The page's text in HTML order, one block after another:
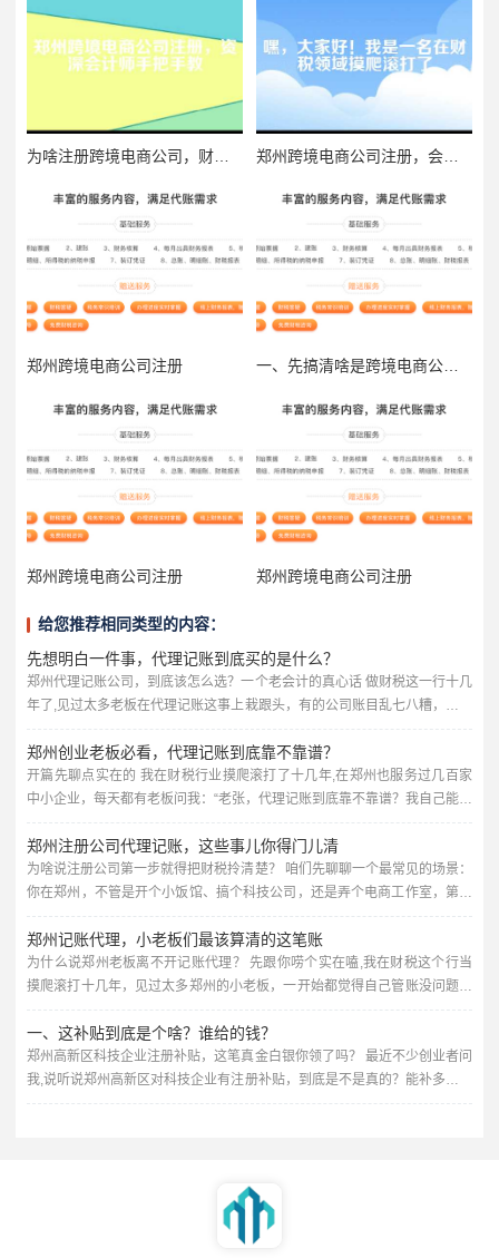
郑州跨境电商公司注册，会计师的实用指南
郑州跨境电商公司注册 一、先搞清啥是跨境电商公司，别急着跳坑
郑州跨境电商公司注册 郑州跨境电商公司注册
给您推荐相同类型的内容：
先想明白一件事，代理记账到底买的是什么？
郑州代理记账公司，到底该怎么选？一个老会计的真心话 做财税这一行十几
年了,见过太多老板在代理记账这事上栽跟头，有的公司账目乱七八糟，报税
报错被罚款；有的花了冤枉钱，服务却跟不上；还有的甚至被不靠谱的代理
公司坑得差点关门，今天我就用大白话，跟郑州的老板们聊聊，选代理记账
公司到底该看什么、避什么坑，不讲虚的，全是实战经验。 很多老板以为代
理记账就是“每个月有人帮你报个税、做个账”，价格越低越好，错...
郑州创业老板必看，代理记账到底靠不靠谱？
开篇先聊点实在的 我在财税行业摸爬滚打了十几年,在郑州也服务过几百家
中小企业，每天都有老板问我：“老张，代理记账到底靠不靠谱？我自己能不
能省了这笔钱？”说实话，问这个问题的老板，十个有八个最后都老老实实找
了代账公司，为啥？因为踩过的坑太深了。 今天我就掰开揉碎给你讲讲,郑
州做代理记账的门道，咱们不讲那些云里雾里的专业术语，全是大白话，保
证你听完心里有数。 代理记账到底在干啥？别想得太玄乎...
郑州注册公司代理记账，这些事儿你得门儿清
为啥说注册公司第一步就得把财税拎清楚？ 咱们先聊聊一个最常见的场景：
你在郑州，不管是开个小饭馆、搞个科技公司，还是弄个电商工作室，第一
步肯定是去工商局注册个营业执照，这事儿看着简单，但后续的财税问题，
才是真正考验人的地方，很多老板一开始觉得，注册嘛，找个代办花个几百
块钱，营业执照拿到手就完事了，可等到税务登记、银行开户、记账报税这
些事儿堆过来，才发现自己两眼一抹黑。 我跟你说,作为干了十几年财...
郑州记账代理，小老板们最该算清的这笔账
为什么说郑州老板离不开记账代理？ 先跟你唠个实在嗑,我在财税这个行当
摸爬滚打十几年，见过太多郑州的小老板，一开始都觉得自己管账没问题，
夫妻店嘛，进货卖货，流水记在本子上，月底一加一减，好像也不难，可一
旦生意做大了，麻烦就跟着来了——税务局要申报、发票要管理、社保要核
对、年终汇算清缴要算……这些活，真不是随便翻翻会计书就能干好的。 我
给你举个例子,前两年有个做餐饮的客户，在郑州开了三家店，一直让...
一、这补贴到底是个啥？谁给的钱？
郑州高新区科技企业注册补贴，这笔真金白银你领了吗？ 最近不少创业者问
我,说听说郑州高新区对科技企业有注册补贴，到底是不是真的？能补多少？
怎么才能拿到？作为一名在财税行当里摸爬滚打十几年的老会计，我可以负